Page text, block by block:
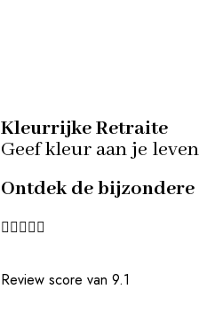
Kleurrijke Retraite
Geef kleur aan je leven
Ontdek de

Review score van 9.1